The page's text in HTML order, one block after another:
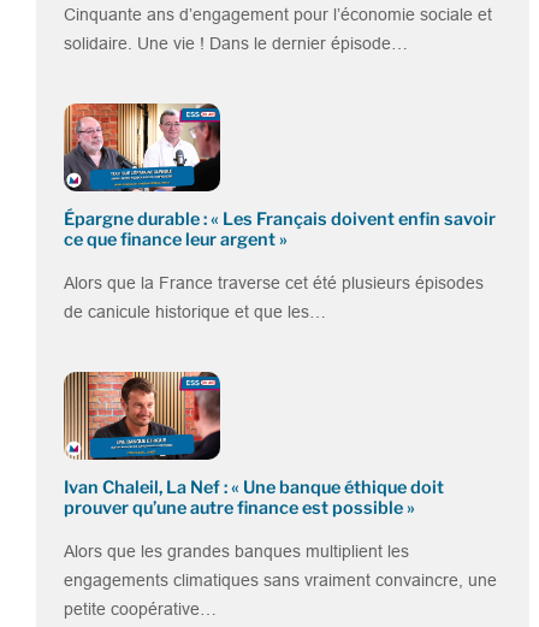
Cinquante ans d’engagement pour l’économie sociale et
solidaire. Une vie ! Dans le dernier épisode…
Épargne durable : « Les Français doivent enfin savoir
ce que finance leur argent »
Alors que la France traverse cet été plusieurs épisodes
de canicule historique et que les…
Ivan Chaleil, La Nef : « Une banque éthique doit
prouver qu’une autre finance est possible »
Alors que les grandes banques multiplient les
engagements climatiques sans vraiment convaincre, une
petite coopérative…